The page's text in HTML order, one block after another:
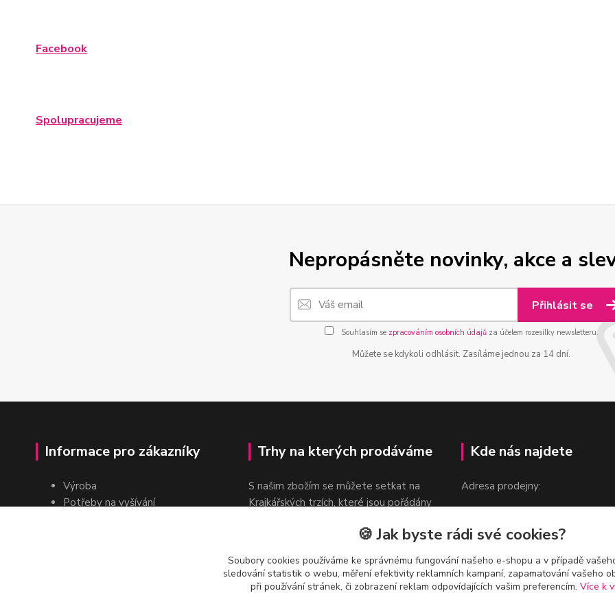
Facebook
Spolupracujeme
Nepropásněte novinky, akce a
Přihlásit se
Souhlasím se zpracováním osobních údajůza účelem rozesílky newsletteru.
Můžete se kdykoli odhlásit. Zasíláme jednou za 14 dní.
Informace pro zákazníky
Výroba
Potřeby na vyšívání
Trhy na kterých prodáváme
S našim zbožím se můžete setkat na
Krajkářských trzích, které jsou pořádány
Kde nás najdete
Adresa prodejny:
v blízkosti stanice Metra B -
Českomoravská
🍪 Jak byste rádi své cookies?
Soubory cookies používáme ke správnému fungování našeho e-shopu a v případě
sledování statistik o webu, měření efektivity reklamních kampaní, zapamatování vašeho
při používání stránek, či zobrazení reklam odpovídajících vašim preferencím. Více k